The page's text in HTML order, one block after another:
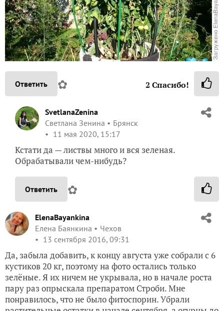
Ответить ✿ 2 Спасибо!
SvetlanaZenina
Светлана Зенина
Брянск
11 мая 2020, 15:17
Кстати да — листвы много и вся зеленая.
Обрабатывали чем-нибудь?
Ответить ✿
ElenaBayankina
Елена Баянкина
Чехов
13 сентября 2016, 09:31
Да, забыла добавить, к концу августа уже собрали с 6
кустиков 20 кг, поэтому на фото остались только
зелёные. Я их ничем не укрывала, но в начале роста
пару раз опрыскала препаратом Строби. Мне
понравилось, что не было фитоспорин. Убрали